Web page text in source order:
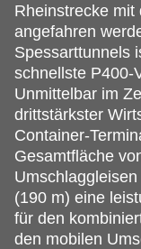
Rheinstrecke mit
angefahren
Spessarttunnels
schnellste P400-
Unmittelbar im
drittstärkster
Container-
Gesamtfläche
(190 m) eine
für den
den mobilen